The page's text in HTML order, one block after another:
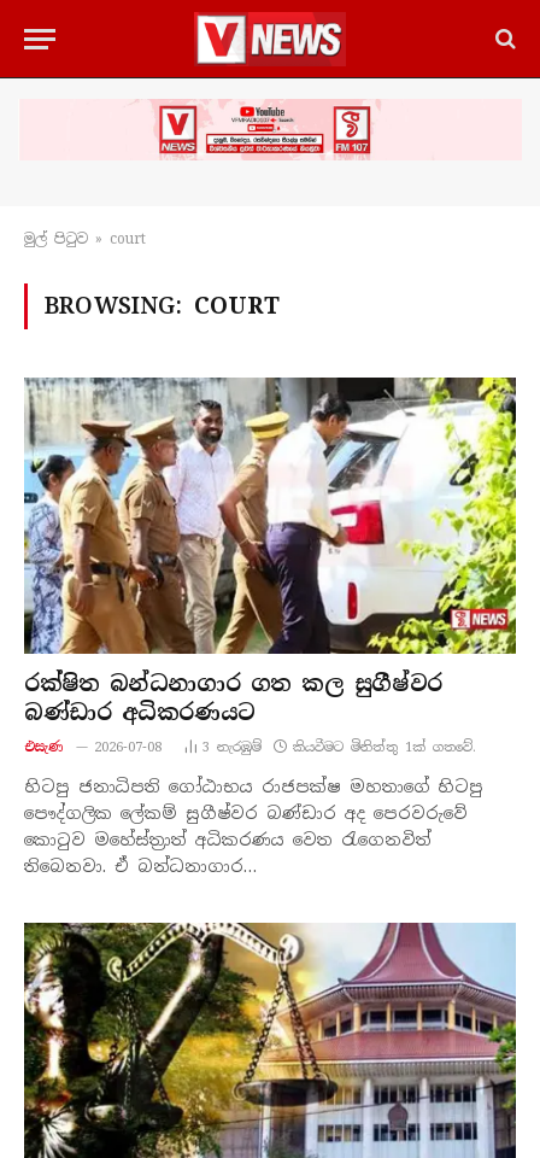
මුල් පිටු​ව » court
BROWSING: COURT
රක්ෂිත බන්ධනාගාර ගත කල සුගීෂ්වර
බණ්ඩාර අධිකරණයට
එසැණ 2026-07-08 3 නැරඹු​ම් කියවීමට මිනිත්තු 1ක් ගතවේ.
හිටපු ජනාධිපති ගෝඨාභය රාජපක්ෂ මහතාගේ හිටපු
පෞද්ගලික ලේකම් සුගීෂ්වර බණ්ඩාර අද පෙරවරුවේ
කොටුව මහේස්ත්‍රාත් අධිකරණය වෙත රැගෙනවිත්
තිබෙනවා. ඒ බන්ධනාගාර…